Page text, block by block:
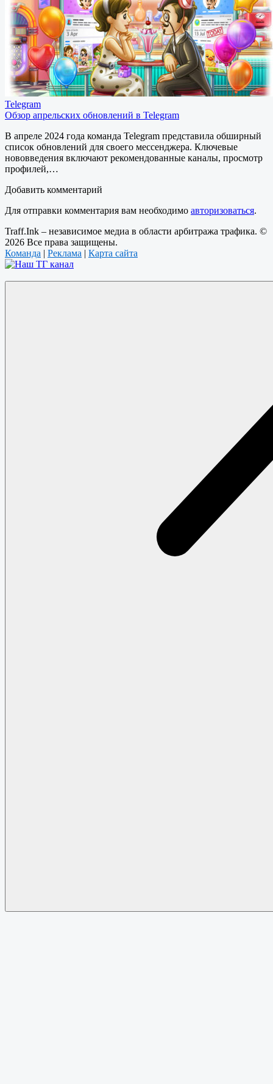
Telegram
Обзор апрельских обновлений в Telegram
В апреле 2024 года команда Telegram представила обширный
список обновлений для своего мессенджера. Ключевые
нововведения включают рекомендованные каналы, просмотр
профилей,…
Добавить комментарий
Для отправки комментария вам необходимо авторизоваться.
Traff.Ink – независимое медиа в области арбитража трафика. ©
2026 Все права защищены.
Команда | Реклама | Карта сайта